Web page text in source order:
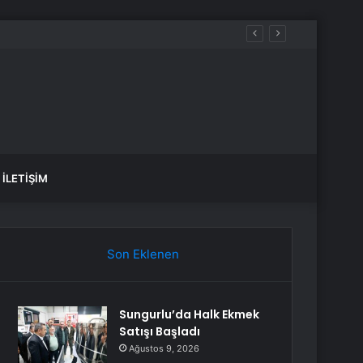
İLETIŞIM
Son Eklenen
Sungurlu’da Halk Ekmek
Satışı Başladı
Ağustos 9, 2026